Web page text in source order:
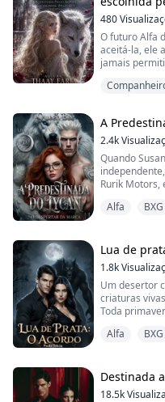
480
O futuro Alfa
aceitá-la, ele
jamais
lobos. Longe
condenado...
enorme lobo
A
2.4k
Quando
Rurik Motors,
implacável e
toque, ele a
mesmo que
Alfa BXG
Lua de
1.8k
Um desertor
criaturas
Toda
lugar onde
cumprisse o
Alfa BXG
Destinada
18.5k